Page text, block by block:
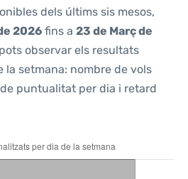
dels últims sis mesos,
2026 fins a 23 de Març de
observar els resultats
la setmana: nombre de vols
puntualitat per dia i retard